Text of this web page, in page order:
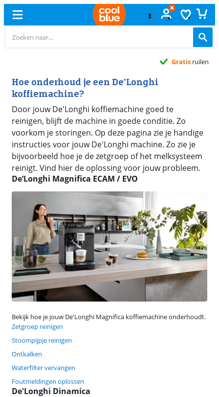
Hoe onderhoud je een De'Longhi
koffiemachine?
Door jouw De'Longhi koffiemachine goed te
reinigen, blijft de machine in goede conditie. Zo
voorkom je storingen. Op deze pagina zie je handige
instructies voor jouw De'Longhi machine. Zo zie je
bijvoorbeeld hoe je de zetgroep of het melksysteem
reinigt. Vind hier de oplossing voor jouw probleem.
De’Longhi Magnifica ECAM / EVO
Bekijk hoe je jouw De'Longhi Magnifica koffiemachine onderhoudt.
Zetgroep reinigen
Stoompijpje reinigen
Ontkalken
Waterfilter vervangen
Foutmeldingen oplossen
De'Longhi Dinamica